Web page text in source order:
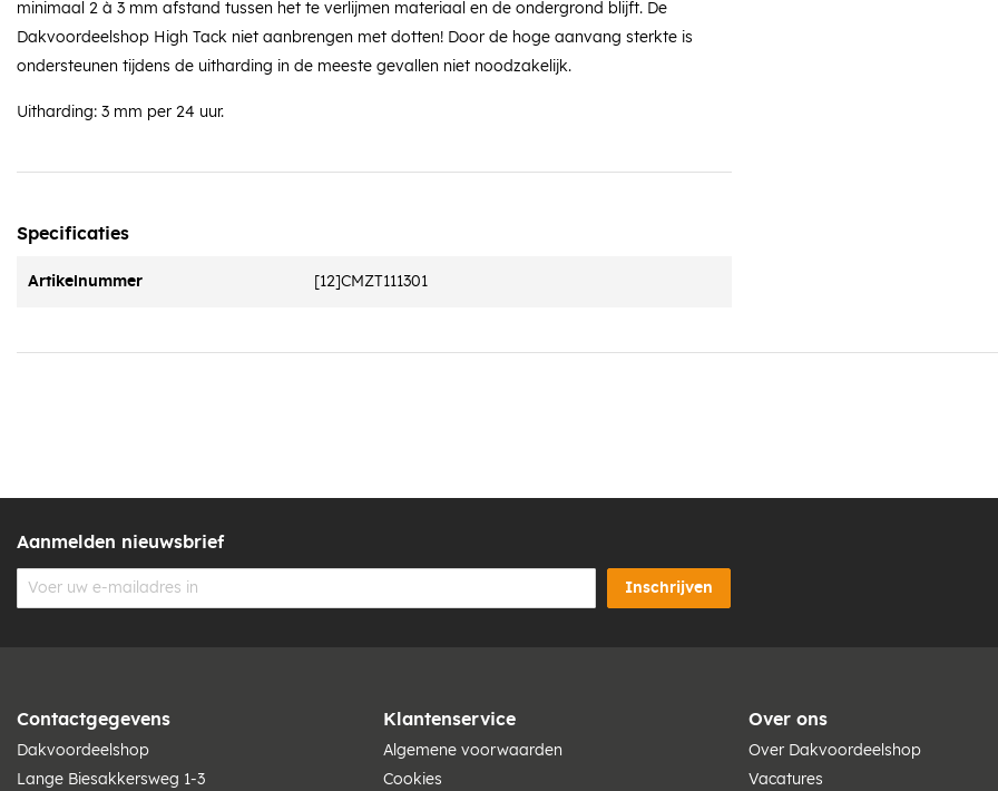
minimaal 2 à 3 mm afstand tussen het te verlijmen materiaal en de ondergrond blijft. De
Dakvoordeelshop High Tack niet aanbrengen met dotten! Door de hoge aanvang sterkte is
ondersteunen tijdens de uitharding in de meeste gevallen niet noodzakelijk.
Uitharding: 3 mm per 24 uur.
Specificaties
Artikelnummer [12]CMZT111301
Aanmelden nieuwsbrief
Inschrijven
Contactgegevens
Dakvoordeelshop
Lange Biesakkersweg 1-3
Klantenservice
Algemene voorwaarden
Cookies
Over ons
Over Dakvoordeelshop
Vacatures